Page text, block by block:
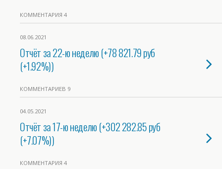
КОММЕНТАРИЯ 4
08.06.2021
Отчёт за 22-ю неделю (+78 821.79 руб
(+1.92%))
КОММЕНТАРИЕВ 9
04.05.2021
Отчёт за 17-ю неделю (+302 282.85 руб
(+7.07%))
КОММЕНТАРИЯ 4